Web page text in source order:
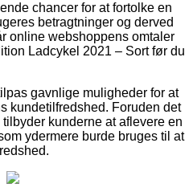
chancer for at fortolke en
betragtninger og derved
online webshoppens omtaler
Ladcykel 2021 – Sort før du
gavnlige muligheder for at
kundetilfredshed. Foruden det
kunderne at aflevere en
ydermere burde bruges til at